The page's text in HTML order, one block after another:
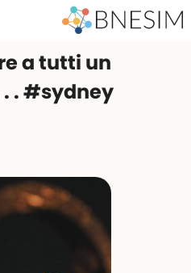
a tutti un
. #sydney